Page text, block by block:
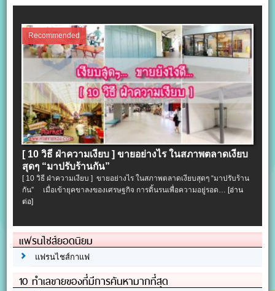
Recommended
[ 10 วิธี ฝ่าความเงียบ ] ขายอย่างไร ในสภาพตลาดเงียบ
สุดๆ “มาปรับร้านกัน”
[ 10 วิธี ฝ่าความเงียบ ] ขายอย่างไร ในสภาพตลาดเงียบสุดๆ “มาปรับร้าน
กัน” เมื่อเข้ายุคขาลงของเศรษฐกิจ การดิ้นรนเพื่อความอยู่รอด… [อ่าน
ต่อ]
แฟรนไชส์ยอดนิยม
แฟรนไชส์กาแฟ
10 ทำเลขายของที่มีการค้นหามากที่สุด